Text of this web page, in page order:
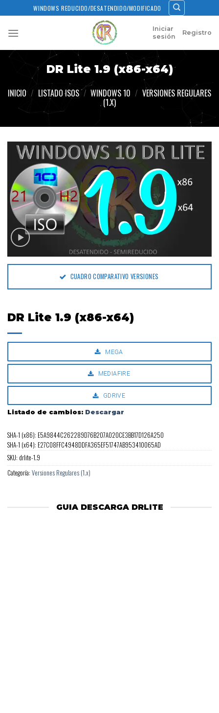
to
content
WINDOWS REDUCIDO/DESATENDIDO/MODIFICADO
Iniciar
sesión
Registro
DR Lite 1.9 (x86-x64)
INICIO / LISTADO ISOS / WINDOWS 10 / VERSIONES REGULARES
(1.X)
CUADRO COMPARATIVO VERSIONES
DR Lite 1.9 (x86-x64)
MEGA
MEDIAFIRE
GDRIVE
Listado de cambios: Descargar
SHA-1 (x86): E5A9844C262289D76B207A020CE3BB17D126A250
SHA-1 (x64): E27C08FFC4948DDFA365EF51747AB953410065AD
SKU: drlite-1.9
Categoría: Versiones Regulares (1.x)
GUIA DESCARGA DRLITE